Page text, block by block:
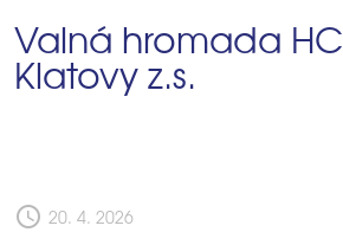
Valná hromada HC
Klatovy z.s.
schedule 20. 4. 2026